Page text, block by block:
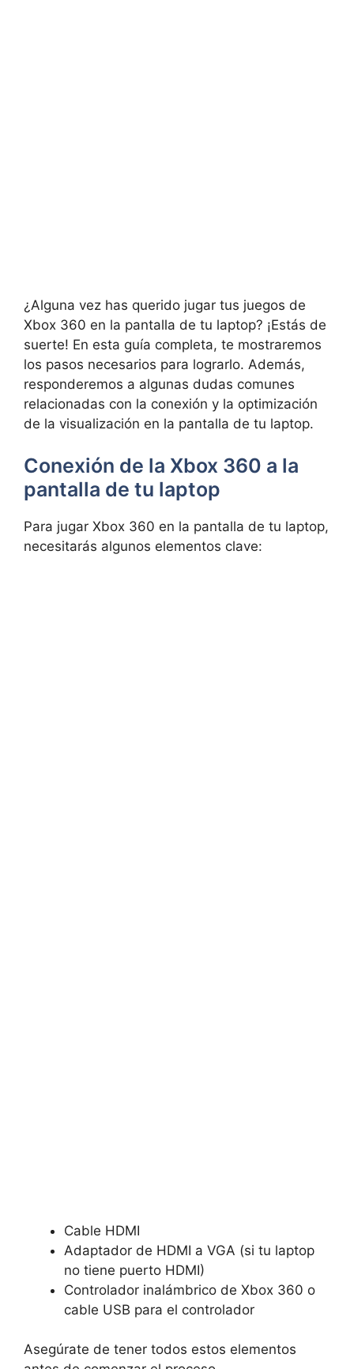
¿Alguna vez has querido jugar tus juegos de
Xbox 360 en la pantalla de tu laptop? ¡Estás de
suerte! En esta guía completa, te mostraremos
los pasos necesarios para lograrlo. Además,
responderemos a algunas dudas comunes
relacionadas con la conexión y la optimización
de la visualización en la pantalla de tu laptop.
Conexión de la Xbox 360 a la
pantalla de tu laptop
Para jugar Xbox 360 en la pantalla de tu laptop,
necesitarás algunos elementos clave:
Cable HDMI
Adaptador de HDMI a VGA (si tu laptop
no tiene puerto HDMI)
Controlador inalámbrico de Xbox 360 o
cable USB para el controlador
Asegúrate de tener todos estos elementos